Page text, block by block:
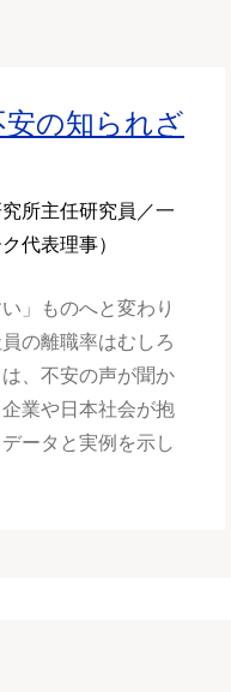
の知られざ
所主任研究員／一
代表理事）
」ものへと変わり
の離職率はむしろ
、不安の声が聞か
業や日本社会が抱
ータと実例を示し